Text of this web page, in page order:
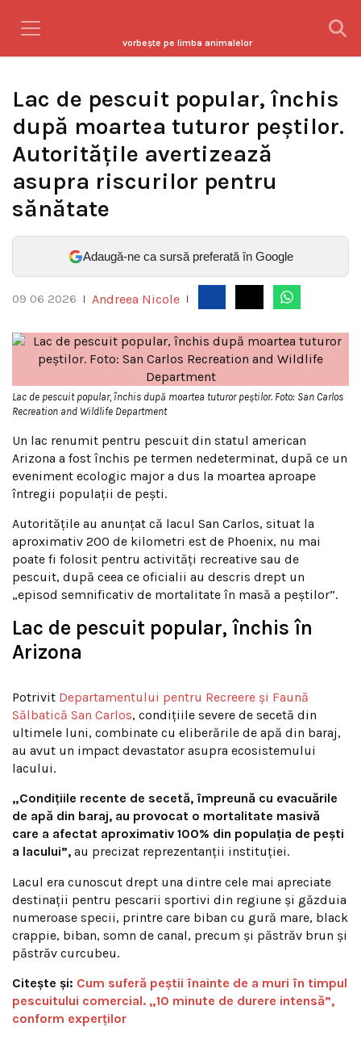
vorbeşte pe limba animalelor
Lac de pescuit popular, închis
după moartea tuturor peștilor.
Autoritățile avertizează
asupra riscurilor pentru
sănătate
Adaugă-ne ca sursă preferată în Google
09 06 2026 Andreea Nicole
Lac de pescuit popular, închis după moartea tuturor peștilor. Foto: San Carlos
Recreation and Wildlife Department
Un lac renumit pentru pescuit din statul american
Arizona a fost închis pe termen nedeterminat, după ce un
eveniment ecologic major a dus la moartea aproape
întregii populații de pești.
Autoritățile au anunțat că lacul San Carlos, situat la
aproximativ 200 de kilometri est de Phoenix, nu mai
poate fi folosit pentru activități recreative sau de
pescuit, după ceea ce oficialii au descris drept un
„episod semnificativ de mortalitate în masă a peștilor”.
Lac de pescuit popular, închis în
Arizona
Potrivit Departamentului pentru Recreere și Faună
Sălbatică San Carlos, condițiile severe de secetă din
ultimele luni, combinate cu eliberările de apă din baraj,
au avut un impact devastator asupra ecosistemului
lacului.
„Condițiile recente de secetă, împreună cu evacuările
de apă din baraj, au provocat o mortalitate masivă
care a afectat aproximativ 100% din populația de pești
a lacului”, au precizat reprezentanții instituției.
Lacul era cunoscut drept una dintre cele mai apreciate
destinații pentru pescarii sportivi din regiune și găzduia
numeroase specii, printre care biban cu gură mare, black
crappie, biban, somn de canal, precum și păstrăv brun și
păstrăv curcubeu.
Citește și: Cum suferă peștii înainte de a muri în timpul
pescuitului comercial. „10 minute de durere intensă”,
conform experților